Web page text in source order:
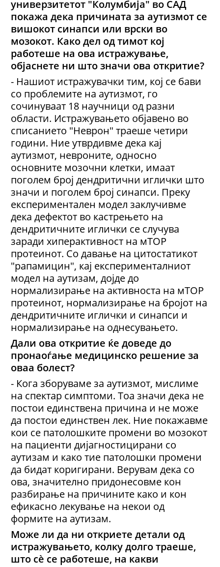
универзитетот "Колумбија" во САД
покажа дека причината за аутизмот се
вишокот синапси или врски во
мозокот. Како дел од тимот кој
работеше на ова истражување,
објаснете ни што значи ова откритие?
- Нашиот истражувачки тим, кој се бави
со проблемите на аутизмот, го
сочинуваат 18 научници од разни
области. Истражувањето објавено во
списанието "Неврон" траеше четири
години. Ние утврдивме дека кај
аутизмот, невроните, односно
основните мозочни клетки, имаат
поголем број дендритични иглички што
значи и поголем број синапси. Преку
експериментален модел заклучивме
дека дефектот во кастрењето на
дендритичните иглички се случува
заради хиперактивност на мТОР
протеинот. Со давање на цитостатикот
"рапамицин", кај експерименталниот
модел на аутизам, дојде до
нормализирање на активноста на мТОР
протеинот, нормализирање на бројот на
дендритичните иглички и синапси и
нормализирање на однесувањето.
Дали ова откритие ќе доведе до
пронаоѓање медицинско решение за
оваа болест?
- Кога зборуваме за аутизмот, мислиме
на спектар симптоми. Тоа значи дека не
постои единствена причина и не може
да постои единствен лек. Ние покажавме
кои се патолошките промени во мозокот
на пациенти дијагностицирани со
аутизам и како тие патолошки промени
да бидат коригирани. Верувам дека со
ова, значително придонесовме кон
разбирање на причините како и кон
ефикасно лекување на некои од
формите на аутизам.
Може ли да ни откриете детали од
истражувањето, колку долго траеше,
што сè се работеше, на какви